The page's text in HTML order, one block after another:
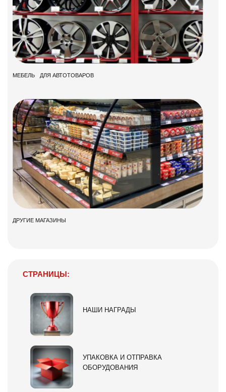
МЕБЕЛЬ ДЛЯ АВТОТОВАРОВ
ДРУГИЕ МАГАЗИНЫ
СТРАНИЦЫ:
НАШИ НАГРАДЫ
УПАКОВКА И ОТПРАВКА
ОБОРУДОВАНИЯ